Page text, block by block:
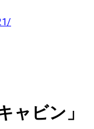
ャビン」